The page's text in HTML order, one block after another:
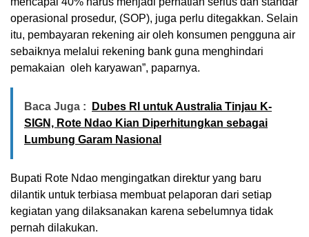
operasional prosedur, (SOP), juga perlu ditegakkan. Selain
itu, pembayaran rekening air oleh konsumen pengguna air
sebaiknya melalui rekening bank guna menghindari
pemakaian oleh karyawan”, paparnya.
Baca Juga :
Dubes RI untuk Australia Tinjau K-
SIGN, Rote Ndao Kian Diperhitungkan sebagai
Lumbung Garam Nasional
Bupati Rote Ndao mengingatkan direktur yang baru
dilantik untuk terbiasa membuat pelaporan dari setiap
kegiatan yang dilaksanakan karena sebelumnya tidak
pernah dilakukan.